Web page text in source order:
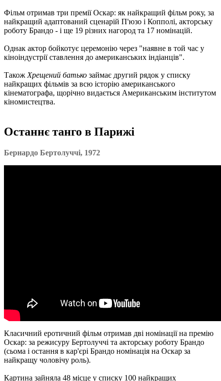
Фільм отримав три премії Оскар: як найкращий фільм року, за
найкращий адаптований сценарій П'юзо і Копполі, акторську
роботу Брандо - і ще 19 різних нагород та 17 номінацій.
Однак актор бойкотує церемонію через "наявне в той час у
кіноіндустрії ставлення до американських індіанців".
ТакожХрещений батько займає другий рядок у списку
найкращих фільмів за всю історію американського
кінематографа, щорічно видається Американським інститутом
кіномистецтва.
Останнє танго в Парижі
Бернардо Бертолуччі, 1972
Класичний еротичний фільм отримав дві номінації на премію
Оскар: за режисуру Бертолуччі та акторську роботу Брандо
(сьома і остання в кар'єрі Брандо номінація на Оскар за
найкращу чоловічу роль).
Картина зайняла 48 місце у списку 100 найкращих